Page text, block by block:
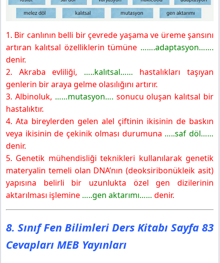
1. Bir canlının belli bir çevrede yaşama ve üreme şansını
artıran kalıtsal özelliklerin tümüne …….adaptasyon…….
denir.
2. Akraba evliliği, …..kalıtsal…… hastalıkları taşıyan
genlerin bir araya gelme olasılığını artırır.
3. Albinoluk, ……mutasyon…. sonucu oluşan kalıtsal bir
hastalıktır.
4. Ata bireylerden gelen alel çiftinin ikisinin de baskın
veya ikisinin de çekinik olması durumuna …..saf döl……
denir.
5. Genetik mühendisliği teknikleri kullanılarak genetik
materyalin temeli olan DNA’nın (deoksiribonükleik asit)
yapısına belirli bir uzunlukta özel gen dizilerinin
aktarılması işlemine …..gen aktarımı…… denir.
8. Sınıf Fen Bilimleri Ders Kitabı Sayfa 83
Cevapları MEB Yayınları